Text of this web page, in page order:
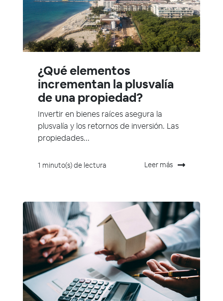
¿Qué elementos
incrementan la plusvalía
de una propiedad?
Invertir en bienes raíces asegura la
plusvalía y los retornos de inversión. Las
propiedades...
1 minuto(s) de lectura Leer más